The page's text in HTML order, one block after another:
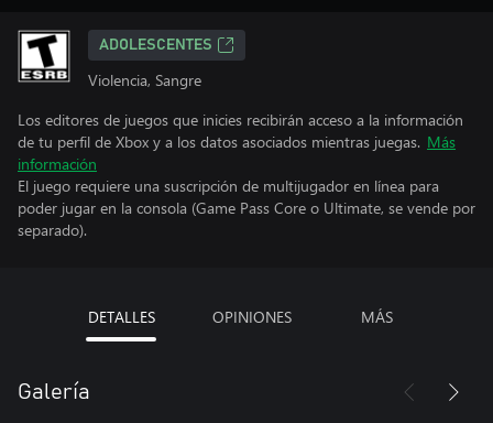
ADOLESCENTES
Violencia, Sangre
Los editores de juegos que inicies recibirán acceso a la información
de tu perfil de Xbox y a los datos asociados mientras juegas. Más
información
El juego requiere una suscripción de multijugador en línea para
poder jugar en la consola (Game Pass Core o Ultimate, se vende por
separado).
DETALLES OPINIONES MÁS
Galería